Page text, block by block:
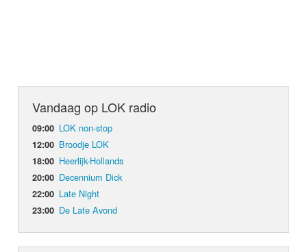
Vandaag op LOK radio
09:00 LOK non-stop
12:00 Broodje LOK
18:00 Heerlijk-Hollands
20:00 Decennium Dick
22:00 Late Night
23:00 De Late Avond